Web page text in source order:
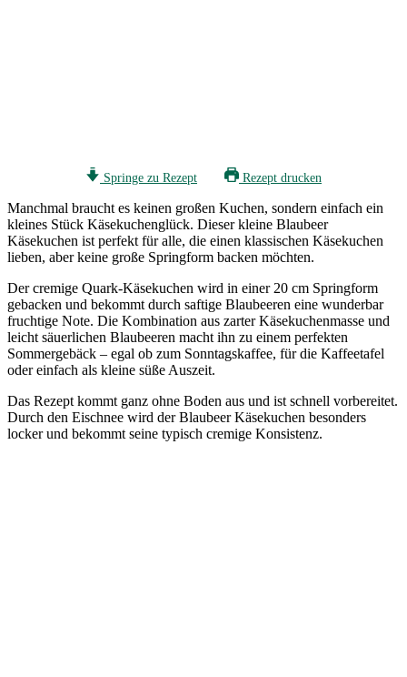
Springe zu Rezept Rezept drucken
Manchmal braucht es keinen großen Kuchen, sondern einfach ein
kleines Stück Käsekuchenglück. Dieser kleine Blaubeer
Käsekuchen ist perfekt für alle, die einen klassischen Käsekuchen
lieben, aber keine große Springform backen möchten.
Der cremige Quark-Käsekuchen wird in einer 20 cm Springform
gebacken und bekommt durch saftige Blaubeeren eine wunderbar
fruchtige Note. Die Kombination aus zarter Käsekuchenmasse und
leicht säuerlichen Blaubeeren macht ihn zu einem perfekten
Sommergebäck – egal ob zum Sonntagskaffee, für die Kaffeetafel
oder einfach als kleine süße Auszeit.
Das Rezept kommt ganz ohne Boden aus und ist schnell vorbereitet.
Durch den Eischnee wird der Blaubeer Käsekuchen besonders
locker und bekommt seine typisch cremige Konsistenz.